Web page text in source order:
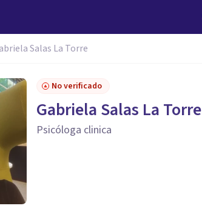
Salas La Torre
No verificado
Gabriela Salas La Torre
Psicóloga clinica